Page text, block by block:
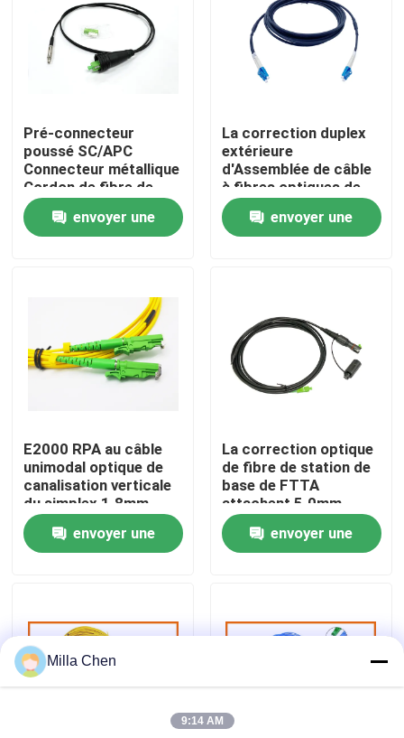
Maison
Au sujet de nous
Visite d'usine
Contrôle de qualité
Contactez-nous
Nouvelles
Demandez une citation
Box en fibre optique Résiliation
Pré-connecteur
poussé SC/APC
Connecteur métallique
Cordon de fibre de
patch noir pour à
travers le conduit et la
paroi FTTH
envoyer une
La correction duplex
extérieure
d'Assemblée de câble
à fibres optiques de
FTTA LC attachent
GJFJV 7.0mm G657A2
2.0mm
envoyer une
E2000 RPA au câble
unimodal optique de
canalisation verticale
du simplex 1.8mm
LSZH de corde de
correction de fibre de
Sc UPC
envoyer une
La correction optique
de fibre de station de
base de FTTA
attachent 5.0mm
terminés avec des
connecteurs de Sc de
Supertap
envoyer une
Milla Chen
9:14 AM